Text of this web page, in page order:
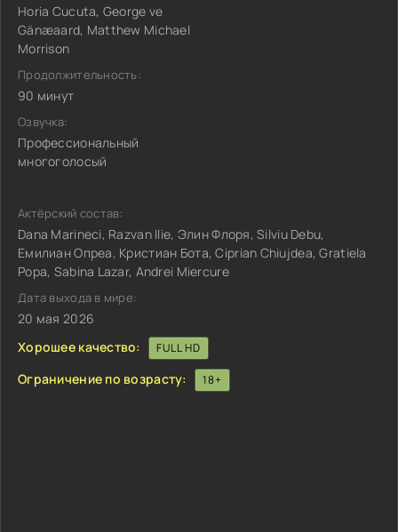
Horia Cucuta, George ve
Gänæaard, Matthew Michael
Morrison
Продолжительность:
90 минут
Озвучка:
Профессиональный
многоголосый
Актёрский состав:
Dana Marineci, Razvan Ilie, Элин Флоря, Silviu Debu,
Емилиан Опреа, Кристиан Бота, Ciprian Chiujdea, Gratiela
Popa, Sabina Lazar, Andrei Miercure
Дата выхода в мире:
20 мая 2026
Хорошее качество:
FULL HD
Ограничение по возрасту: 18+